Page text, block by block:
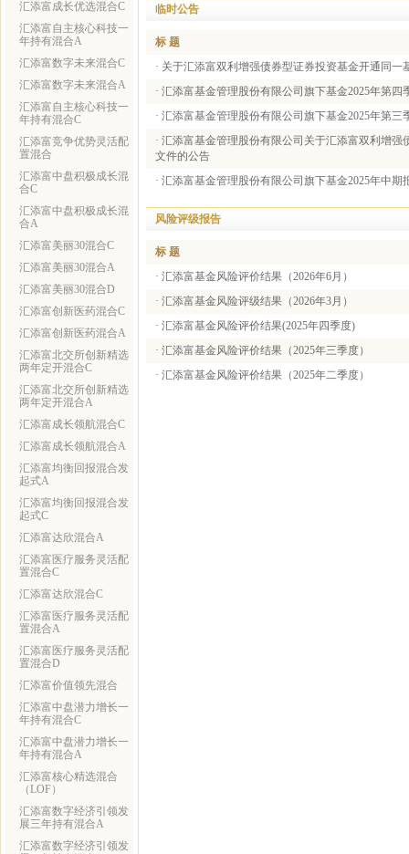
汇添富成长优选混合C
汇添富自主核心科技一
年持有混合A
汇添富数字未来混合C
汇添富数字未来混合A
汇添富自主核心科技一
年持有混合C
汇添富竞争优势灵活配
置混合
汇添富中盘积极成长混
合C
汇添富中盘积极成长混
合A
汇添富美丽30混合C
汇添富美丽30混合A
汇添富美丽30混合D
汇添富创新医药混合C
汇添富创新医药混合A
汇添富北交所创新精选
两年定开混合C
汇添富北交所创新精选
两年定开混合A
汇添富成长领航混合C
汇添富成长领航混合A
汇添富均衡回报混合发
起式A
汇添富均衡回报混合发
起式C
汇添富达欣混合A
汇添富医疗服务灵活配
置混合C
汇添富达欣混合C
汇添富医疗服务灵活配
置混合A
汇添富医疗服务灵活配
置混合D
汇添富价值领先混合
汇添富中盘潜力增长一
年持有混合C
汇添富中盘潜力增长一
年持有混合A
汇添富核心精选混合
（LOF）
汇添富数字经济引领发
展三年持有混合A
汇添富数字经济引领发
临时公告
标 题
· 关于汇添富双利增强债券型证券投资基金开通同一
· 汇添富基金管理股份有限公司旗下基金2025年第四
· 汇添富基金管理股份有限公司旗下基金2025年第三
· 汇添富基金管理股份有限公司关于汇添富双利增
文件的公告
· 汇添富基金管理股份有限公司旗下基金2025年中期
风险评级报告
标 题
· 汇添富基金风险评价结果（2026年6月）
· 汇添富基金风险评级结果（2026年3月）
· 汇添富基金风险评价结果(2025年四季度)
· 汇添富基金风险评价结果（2025年三季度）
· 汇添富基金风险评价结果（2025年二季度）